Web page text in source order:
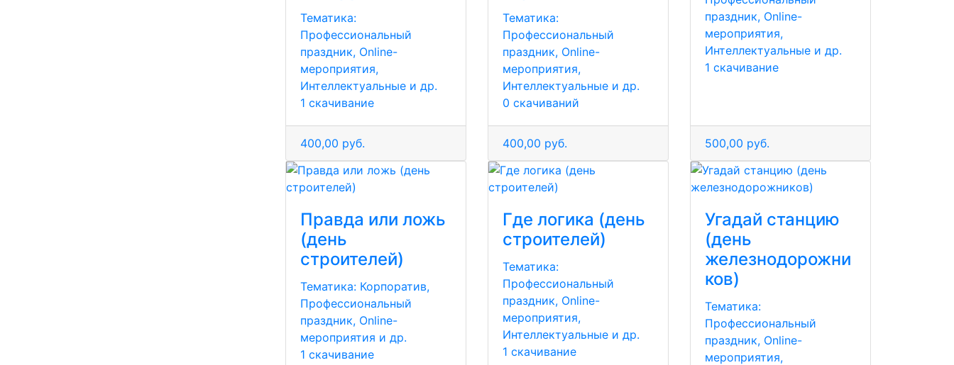
Тематика:
Профессиональный
праздник, Online-
мероприятия,
Интеллектуальные и др.
1 скачивание
400,00 руб.
Тематика:
Профессиональный
праздник, Online-
мероприятия,
Интеллектуальные и др.
0 скачиваний
400,00 руб.
праздник, Online-
мероприятия,
Интеллектуальные и др.
1 скачивание
500,00 руб.
Правда или ложь
(день
строителей)
Тематика: Корпоратив,
Профессиональный
праздник, Online-
мероприятия и др.
1 скачивание
Где логика (день
строителей)
Тематика:
Профессиональный
праздник, Online-
мероприятия,
Интеллектуальные и др.
1 скачивание
Угадай станцию
(день
железнодорожни
ков)
Тематика:
Профессиональный
праздник, Online-
мероприятия,